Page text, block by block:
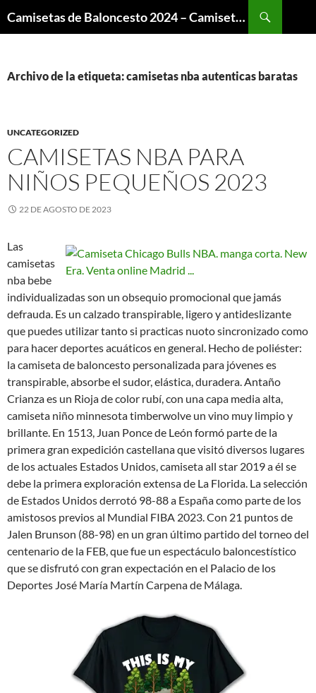
Camisetas de Baloncesto 2024 – Camisetas NBA
Archivo de la etiqueta: camisetas nba autenticas baratas
UNCATEGORIZED
CAMISETAS NBA PARA
NIÑOS PEQUEÑOS 2023
22 DE AGOSTO DE 2023
Las
camisetas
nba bebe
individualizadas son un obsequio promocional que jamás
defrauda. Es un calzado transpirable, ligero y antideslizante
que puedes utilizar tanto si practicas nuoto sincronizado como
para hacer deportes acuáticos en general. Hecho de poliéster:
la camiseta de baloncesto personalizada para jóvenes es
transpirable, absorbe el sudor, elástica, duradera. Antaño
Crianza es un Rioja de color rubí, con una capa media alta,
camiseta niño minnesota timberwolve un vino muy limpio y
brillante. En 1513, Juan Ponce de León formó parte de la
primera gran expedición castellana que visitó diversos lugares
de los actuales Estados Unidos, camiseta all star 2019 a él se
debe la primera exploración extensa de La Florida. La selección
de Estados Unidos derrotó 98-88 a España como parte de los
amistosos previos al Mundial FIBA 2023. Con 21 puntos de
Jalen Brunson (88-98) en un gran último partido del torneo del
centenario de la FEB, que fue un espectáculo baloncestístico
que se disfrutó con gran expectación en el Palacio de los
Deportes José María Martín Carpena de Málaga.